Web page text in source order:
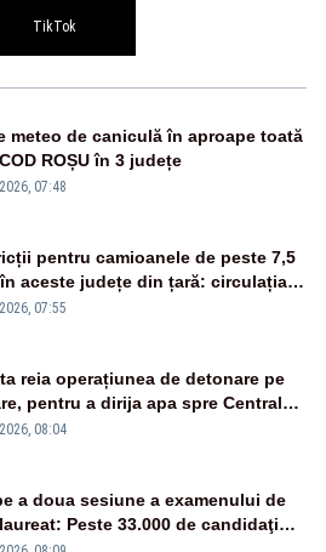
TikTok
meteo de caniculă în aproape toată
ROȘU în 3 județe
07:48
pentru camioanele de peste 7,5
aceste județe din țară: circulația
luni, între orele 12:00 și
07:55
reia operațiunea de detonare pe
pentru a dirija apa spre Centrala
08:04
a doua sesiune a examenului de
Peste 33.000 de candidaţi